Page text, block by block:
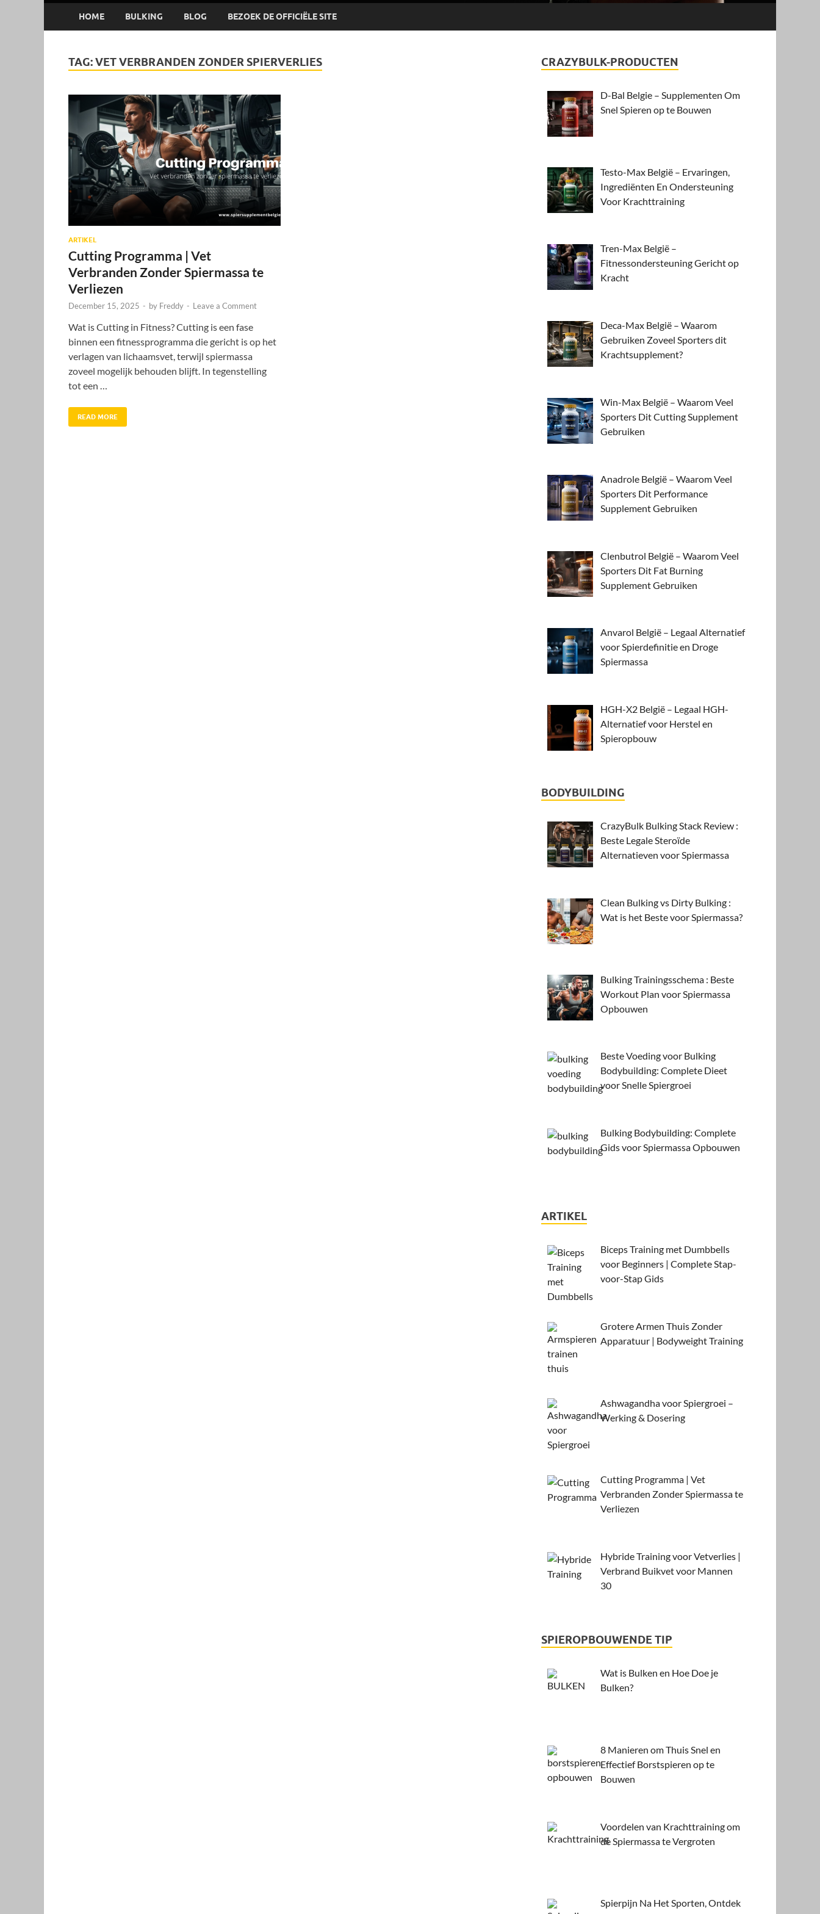
HOME BULKING BLOG BEZOEK DE OFFICIËLE SITE
TAG:VET VERBRANDEN ZONDER SPIERVERLIES
ARTIKEL
Cutting Programma | Vet
Verbranden Zonder Spiermassa te
Verliezen
December 15, 2025 - by Freddy - Leave a Comment
Wat is Cutting in Fitness? Cutting is een fase
binnen een fitnessprogramma die gericht is op het
verlagen van lichaamsvet, terwijl spiermassa
zoveel mogelijk behouden blijft. In tegenstelling
tot een …
READ MORE
CRAZYBULK-PRODUCTEN
D-Bal Belgie – Supplementen Om
Snel Spieren op te Bouwen
Testo-Max België – Ervaringen,
Ingrediënten En Ondersteuning
Voor Krachttraining
Tren-Max België –
Fitnessondersteuning Gericht op
Kracht
Deca-Max België – Waarom
Gebruiken Zoveel Sporters dit
Krachtsupplement?
Win-Max België – Waarom Veel
Sporters Dit Cutting Supplement
Gebruiken
Anadrole België – Waarom Veel
Sporters Dit Performance
Supplement Gebruiken
Clenbutrol België – Waarom Veel
Sporters Dit Fat Burning
Supplement Gebruiken
Anvarol België – Legaal Alternatief
voor Spierdefinitie en Droge
Spiermassa
HGH-X2 België – Legaal HGH-
Alternatief voor Herstel en
Spieropbouw
BODYBUILDING
CrazyBulk Bulking Stack Review :
Beste Legale Steroïde
Alternatieven voor Spiermassa
Clean Bulking vs Dirty Bulking :
Wat is het Beste voor Spiermassa?
Bulking Trainingsschema : Beste
Workout Plan voor Spiermassa
Opbouwen
Beste Voeding voor Bulking
Bodybuilding: Complete Dieet
voor Snelle Spiergroei
Bulking Bodybuilding: Complete
Gids voor Spiermassa Opbouwen
ARTIKEL
Biceps Training met Dumbbells
voor Beginners | Complete Stap-
voor-Stap Gids
Grotere Armen Thuis Zonder
Apparatuur | Bodyweight Training
Ashwagandha voor Spiergroei –
Werking & Dosering
Cutting Programma | Vet
Verbranden Zonder Spiermassa te
Verliezen
Hybride Training voor Vetverlies |
Verbrand Buikvet voor Mannen
30
SPIEROPBOUWENDE TIP
Wat is Bulken en Hoe Doe je
Bulken?
8 Manieren om Thuis Snel en
Effectief Borstspieren op te
Bouwen
Voordelen van Krachttraining om
de Spiermassa te Vergroten
Spierpijn Na Het Sporten, Ontdek